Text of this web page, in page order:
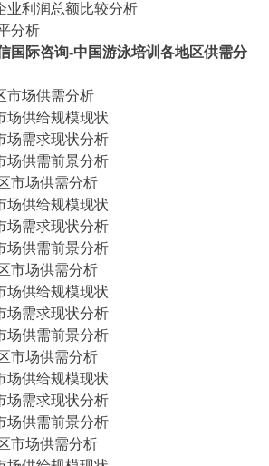
业利润总额比较分析
分析
国际咨询-中国游泳培训各地区供需分
市场供需分析
场供给规模现状
场需求现状分析
场供需前景分析
市场供需分析
场供给规模现状
场需求现状分析
场供需前景分析
市场供需分析
场供给规模现状
场需求现状分析
场供需前景分析
市场供需分析
场供给规模现状
场需求现状分析
场供需前景分析
市场供需分析